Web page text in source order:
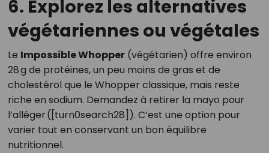
6. Explorez les alternatives
végétariennes ou végétales
Le Impossible Whopper(végétarien) offre environ
28 g de protéines, un peu moins de gras et de
cholestérol que le Whopper classique, mais reste
riche en sodium. Demandez à retirer la mayo pour
l’alléger ([turn0search28]). C’est une option pour
varier tout en conservant un bon équilibre
nutritionnel.